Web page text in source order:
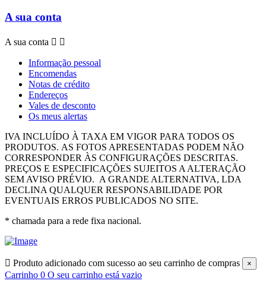
A sua conta
A sua conta  
Informação pessoal
Encomendas
Notas de crédito
Endereços
Vales de desconto
Os meus alertas
IVA INCLUÍDO À TAXA EM VIGOR PARA TODOS OS
PRODUTOS. AS FOTOS APRESENTADAS PODEM NÃO
CORRESPONDER ÀS CONFIGURAÇÕES DESCRITAS.
PREÇOS E ESPECIFICAÇÕES SUJEITOS A ALTERAÇÃO
SEM AVISO PRÉVIO. A GRANDE ALTERNATIVA, LDA
DECLINA QUALQUER RESPONSABILIDADE POR
EVENTUAIS ERROS PUBLICADOS NO SITE.
* chamada para a rede fixa nacional.
 Produto adicionado com sucesso ao seu carrinho de compras ×
Carrinho 0 O seu carrinho está vazio